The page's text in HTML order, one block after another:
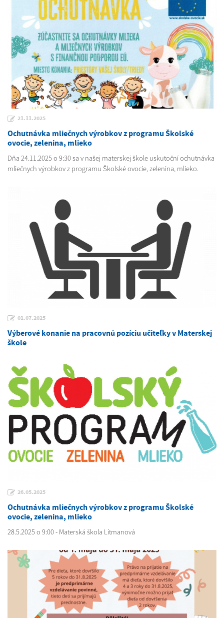
21.11.2025
Ochutnávka mliečnych výrobkov z programu Školské
ovocie, zelenina, mlieko
Dňa 24.11.2025 o 9:30 sa v našej materskej škole uskutoční ochutnávka
mliečnych výrobkov z programu Školské ovocie, zelenina, mlieko.
01.07.2025
Výberové konanie na pracovnú pozíciu učiteľky v Materskej
škole
26.05.2025
Ochutnávka mliečnych výrobkov z programu Školské
ovocie, zelenina, mlieko
28.5.2025 o 9:00 - Materská škola Litmanová